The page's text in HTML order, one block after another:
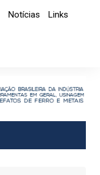
Notícias
Links